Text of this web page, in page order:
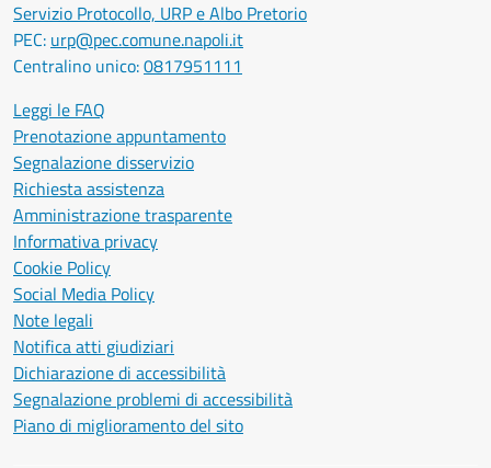
Servizio Protocollo, URP e Albo Pretorio
PEC: urp@pec.comune.napoli.it
Centralino unico:0817951111
Leggi le FAQ
Prenotazione appuntamento
Segnalazione disservizio
Richiesta assistenza
Amministrazione trasparente
Informativa privacy
Cookie Policy
Social Media Policy
Note legali
Notifica atti giudiziari
Dichiarazione di accessibilità
Segnalazione problemi di accessibilità
Piano di miglioramento del sito